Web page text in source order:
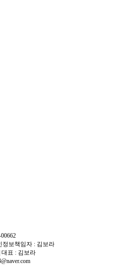
정보책임자 : 김보라
대표 : 김보라